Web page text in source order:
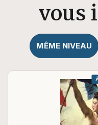
vous
MÊME NIVEAU